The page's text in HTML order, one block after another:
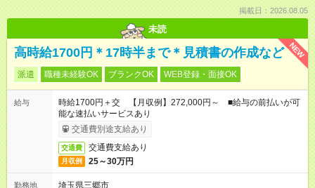
掲載日：2026.08.05
未読
NEW
高時給1700円＊17時半まで＊見積書の作成など
派遣 職種未経験OK ブランクOK WEB登録・面接OK
給与
時給1700円＋交 【月収例】272,000円～ ■給与の前払いが可
能な速払いサービスあり
交通費別途支給あり
交通費 交通費支給あり
月収例 25～30万円
勤務地
埼玉県三郷市